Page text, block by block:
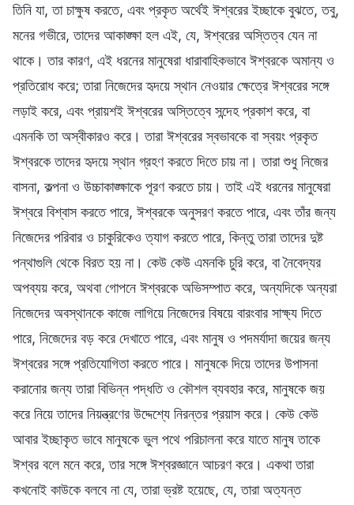
তিনি যা, তা চাক্ষুষ করতে, এবং প্রকৃত অর্থেই ঈশ্বরের ইচ্ছাকে বুঝতে, তবু,
মনের গভীরে, তাদের আকাঙ্ক্ষা হল এই, যে, ঈশ্বরের অস্তিত্ব যেন না
থাকে। তার কারণ, এই ধরনের মানুষেরা ধারাবাহিকভাবে ঈশ্বরকে অমান্য ও
প্রতিরোধ করে; তারা নিজেদের হৃদয়ে স্থান নেওয়ার ক্ষেত্রে ঈশ্বরের সঙ্গে
লড়াই করে, এবং প্রায়শই ঈশ্বরের অস্তিত্বে সন্দেহ প্রকাশ করে, বা
এমনকি তা অস্বীকারও করে। তারা ঈশ্বরের স্বভাবকে বা স্বয়ং প্রকৃত
ঈশ্বরকে তাদের হৃদয়ে স্থান গ্রহণ করতে দিতে চায় না। তারা শুধু নিজের
বাসনা, কল্পনা ও উচ্চাকাঙ্ক্ষাকে পূরণ করতে চায়। তাই এই ধরনের মানুষেরা
ঈশ্বরে বিশ্বাস করতে পারে, ঈশ্বরকে অনুসরণ করতে পারে, এবং তাঁর জন্য
নিজেদের পরিবার ও চাকুরিকেও ত্যাগ করতে পারে, কিন্তু তারা তাদের দুষ্ট
পন্থাগুলি থেকে বিরত হয় না। কেউ কেউ এমনকি চুরি করে, বা নৈবেদ্যর
অপব্যয় করে, অথবা গোপনে ঈশ্বরকে অভিসম্পাত করে, অন্যদিকে অন্যরা
নিজেদের অবস্থানকে কাজে লাগিয়ে নিজেদের বিষয়ে বারংবার সাক্ষ্য দিতে
পারে, নিজেদের বড় করে দেখাতে পারে, এবং মানুষ ও পদমর্যাদা জয়ের জন্য
ঈশ্বরের সঙ্গে প্রতিযোগিতা করতে পারে। মানুষকে দিয়ে তাদের উপাসনা
করানোর জন্য তারা বিভিন্ন পদ্ধতি ও কৌশল ব্যবহার করে, মানুষকে জয়
করে নিয়ে তাদের নিয়ন্ত্রণের উদ্দেশ্যে নিরন্তর প্রয়াস করে। কেউ কেউ
আবার ইচ্ছাকৃত ভাবে মানুষকে ভুল পথে পরিচালনা করে যাতে মানুষ তাকে
ঈশ্বর বলে মনে করে, তার সঙ্গে ঈশ্বরজ্ঞানে আচরণ করে। একথা তারা
কখনোই কাউকে বলবে না যে, তারা ভ্রষ্ট হয়েছে, যে, তারা অত্যন্ত